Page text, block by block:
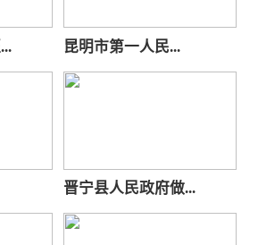
昆明市第一人民...
晋宁县人民政府做...